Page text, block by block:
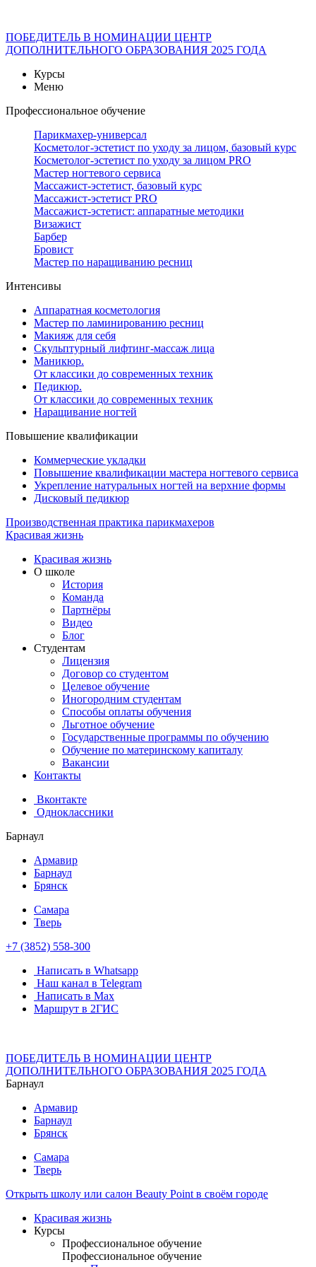
ПОБЕДИТЕЛЬ В НОМИНАЦИИ ЦЕНТР
ДОПОЛНИТЕЛЬНОГО ОБРАЗОВАНИЯ 2025 ГОДА
Курсы
Меню
Профессиональное обучение
Парикмахер-универсал
Косметолог-эстетист по уходу за лицом, базовый курс
Косметолог-эстетист по уходу за лицом PRO
Мастер ногтевого сервиса
Массажист-эстетист, базовый курс
Массажист-эстетист PRO
Массажист-эстетист: аппаратные методики
Визажист
Барбер
Бровист
Мастер по наращиванию ресниц
Интенсивы
Аппаратная косметология
Мастер по ламинированию ресниц
Макияж для себя
Скульптурный лифтинг-массаж лица
Маникюр.
От классики до современных техник
Педикюр.
От классики до современных техник
Наращивание ногтей
Повышение квалификации
Коммерческие укладки
Повышение квалификации мастера ногтевого сервиса
Укрепление натуральных ногтей на верхние формы
Дисковый педикюр
Производственная практика парикмахеров
Красивая жизнь
Красивая жизнь
О школе
История
Команда
Партнёры
Видео
Блог
Студентам
Лицензия
Договор со студентом
Целевое обучение
Иногородним студентам
Способы оплаты обучения
Льготное обучение
Государственные программы по обучению
Обучение по материнскому капиталу
Вакансии
Контакты
Вконтакте
Одноклассники
Барнаул
Армавир
Барнаул
Брянск
Самара
Тверь
+7 (3852) 558-300
Написать в Whatsapp
Наш канал в Telegram
Написать в Max
Маршрут в 2ГИС
ПОБЕДИТЕЛЬ В НОМИНАЦИИ ЦЕНТР
ДОПОЛНИТЕЛЬНОГО ОБРАЗОВАНИЯ 2025 ГОДА
Барнаул
Армавир
Барнаул
Брянск
Самара
Тверь
Открыть школу или салон Beauty Point в своём городе
Красивая жизнь
Курсы
Профессиональное обучение
Профессиональное обучение